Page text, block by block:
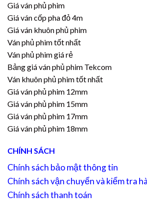
Giá ván phủ phim
Giá ván cốp pha đỏ 4m
Giá ván khuôn phủ phim
Ván phủ phim tốt nhất
Ván phủ phim giá rẻ
Bảng giá ván phủ phim Tekcom
Ván khuôn phủ phim tốt nhất
Giá ván phủ phim 12mm
Giá ván phủ phim 15mm
Giá ván phủ phim 17mm
Giá ván phủ phim 18mm
CHÍNH SÁCH
Chính sách bảo mật thông tin
Chính sách vận chuyển và kiểm tra
Chính sách thanh toán